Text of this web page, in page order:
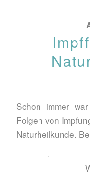
Schon immer
Folgen von
Naturheilkunde.